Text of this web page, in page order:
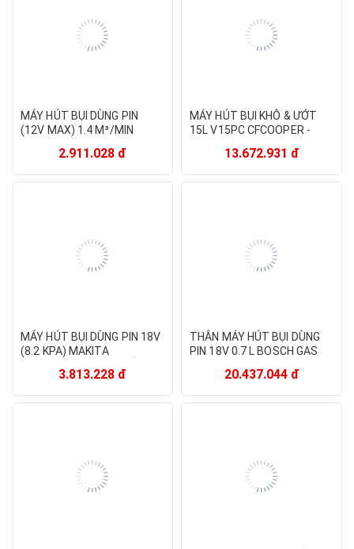
MÁY HÚT BỤI DÙNG PIN
(12V MAX) 1.4 M³/MIN
SẠC NHANH 01 PIN
12V/1.5AH) - HÀNG CHÍNH
2.911.028 đ
MÁY HÚT BỤI KHÔ & ƯỚT
15L V15PC CFCOOPER -
13.672.931 đ
MÁY HÚT BỤI DÙNG PIN 18V
(8.2 KPA) MAKITA
(KHÔNG KÈM PIN VÀ ĐẾ
SẠC) - HÀNG CHÍNH HÃNG
3.813.228 đ
THÂN MÁY HÚT BỤI DÙNG
PIN 18V 0.7 L BOSCH GAS
20.437.044 đ